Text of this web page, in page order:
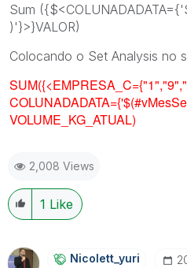
Sum
)'}>}VALOR)
Colocando o Set Analysis no
VOLUME_KG_ATUAL)
2,008 Views
1 Like
Nicolett_yuri